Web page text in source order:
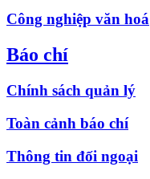
Công nghiệp văn hoá
Báo chí
Chính sách quản lý
Toàn cảnh báo chí
Thông tin đối ngoại